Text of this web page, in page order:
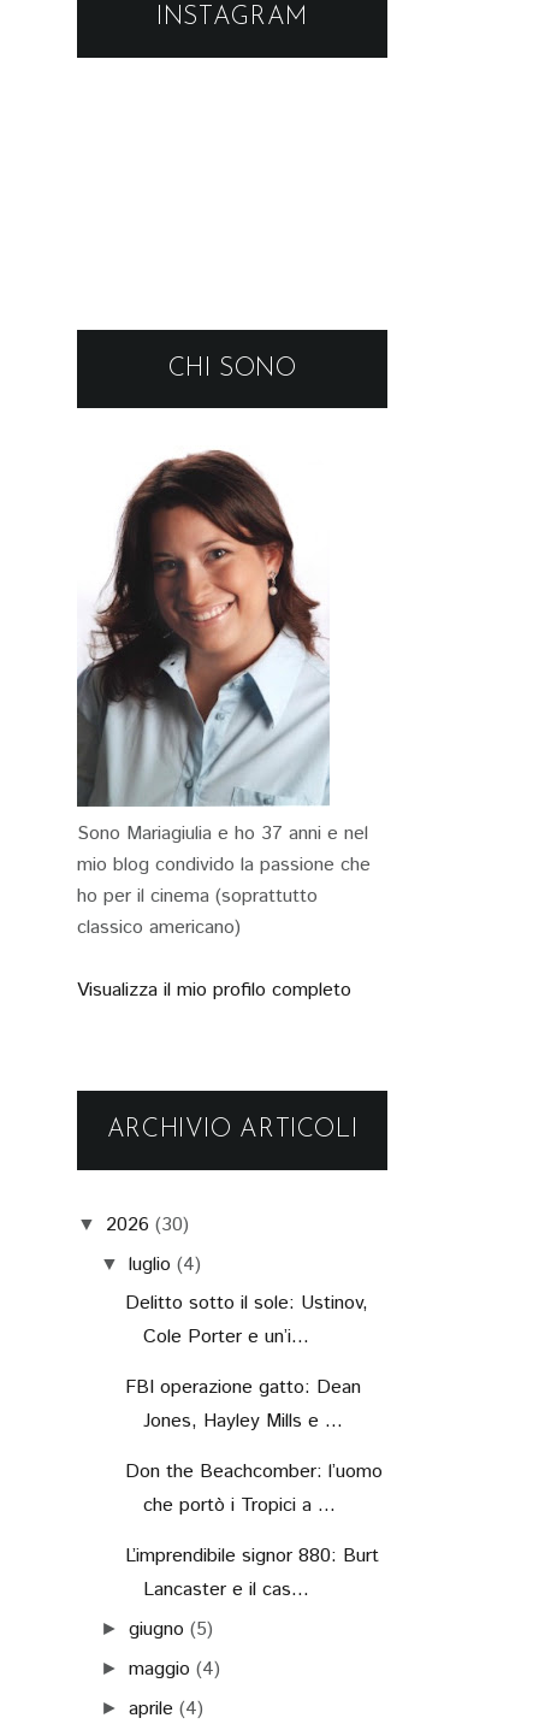
INSTAGRAM
CHI SONO
Sono Mariagiulia e ho 37 anni e nel
mio blog condivido la passione che
ho per il cinema (soprattutto
classico americano)
Visualizza il mio profilo completo
ARCHIVIO ARTICOLI
▼ 2026 (30)
▼ luglio (4)
Delitto sotto il sole: Ustinov,
Cole Porter e un’i...
FBI operazione gatto: Dean
Jones, Hayley Mills e ...
Don the Beachcomber: l’uomo
che portò i Tropici a ...
L’imprendibile signor 880: Burt
Lancaster e il cas...
►giugno (5)
►maggio (4)
►aprile (4)